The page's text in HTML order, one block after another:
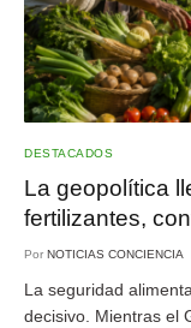
DESTACADOS
La geopolítica
fertilizantes,
Por NOTICIAS CONCIENCIA
La seguridad
decisivo. Mientras el